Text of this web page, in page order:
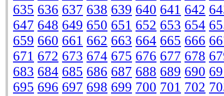
635 636 637 638 639 640 641 642
647 648 649 650 651 652 653 654
659 660 661 662 663 664 665 666
671 672 673 674 675 676 677 678
683 684 685 686 687 688 689 690
695 696 697 698 699 700 701 702